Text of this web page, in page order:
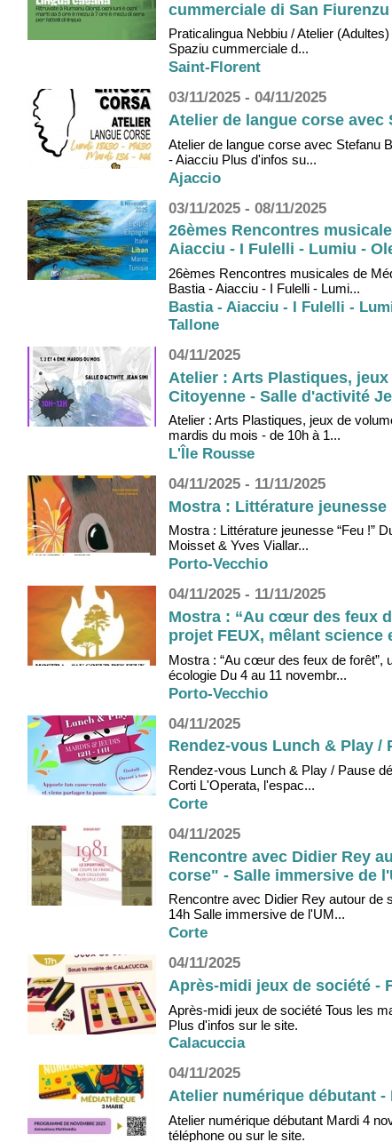
cummerciale di San Fiurenzu
Praticalingua Nebbiu / Atelier
Spaziu cummerciale d...
Saint-Florent
03/11/2025 - 04/11/2025
Atelier de langue corse avec
Atelier de langue corse avec Stefanu
- Aiacciu Plus d'infos su...
Ajaccio
03/11/2025 - 08/11/2025
26èmes Rencontres
Aiacciu - I Fulelli - Lumiu -
26èmes Rencontres musicales de
Bastia - Aiacciu - I Fulelli - Lumi...
Bastia - Aiacciu - I Fulelli -
Tallone
04/11/2025
Atelier : Arts Plastiques,
Citoyenne - Salle d'activité
Atelier : Arts Plastiques, jeux de
mardis du mois - de 10h à 1...
L'Île Rousse
04/11/2025 - 11/11/2025
Mostra : Littérature
Mostra : Littérature jeunesse “Feu !”
Moisset & Yves Viallar...
Porto-Vecchio
04/11/2025 - 11/11/2025
Mostra : “Au cœur des feux
projet FEUX, mêlant
Mostra : “Au cœur des feux de forêt”,
écologie Du 4 au 11 novembr...
Porto-Vecchio
04/11/2025
Rendez-vous Lunch & Play /
Rendez-vous Lunch & Play / Pause
Corti L'Operata, l'espac...
Corte
04/11/2025
Rencontre avec Didier Rey
corse" - Salle immersive de
Rencontre avec Didier Rey autour de
14h Salle immersive de l'UM...
Corte
04/11/2025
Après-midi jeux de société -
Après-midi jeux de société Tous les
Plus d'infos sur le site.
Calacuccia
04/11/2025
Atelier numérique débutant -
Atelier numérique débutant Mardi 4
téléphone ou sur le site.